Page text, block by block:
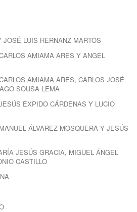
LUIS HERNANZ MARTOS
AMIAMA ARES Y ANGEL
AMIAMA ARES, CARLOS JOSÉ
SOUSA LEMA
EXPIDO CÁRDENAS Y LUCIO
ÁLVAREZ MOSQUERA Y JESÚS
JESÚS GRACIA, MIGUEL ÁNGEL
CASTILLO